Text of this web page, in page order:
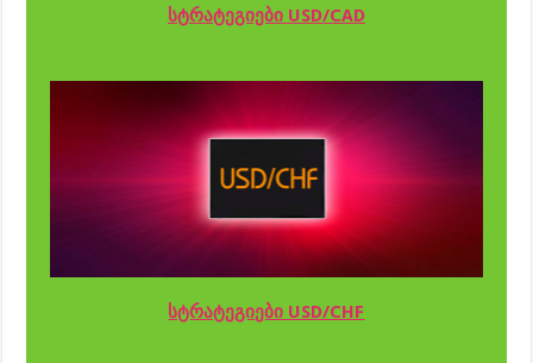
სტრატეგიები USD/CAD
სტრატეგიები USD/CHF